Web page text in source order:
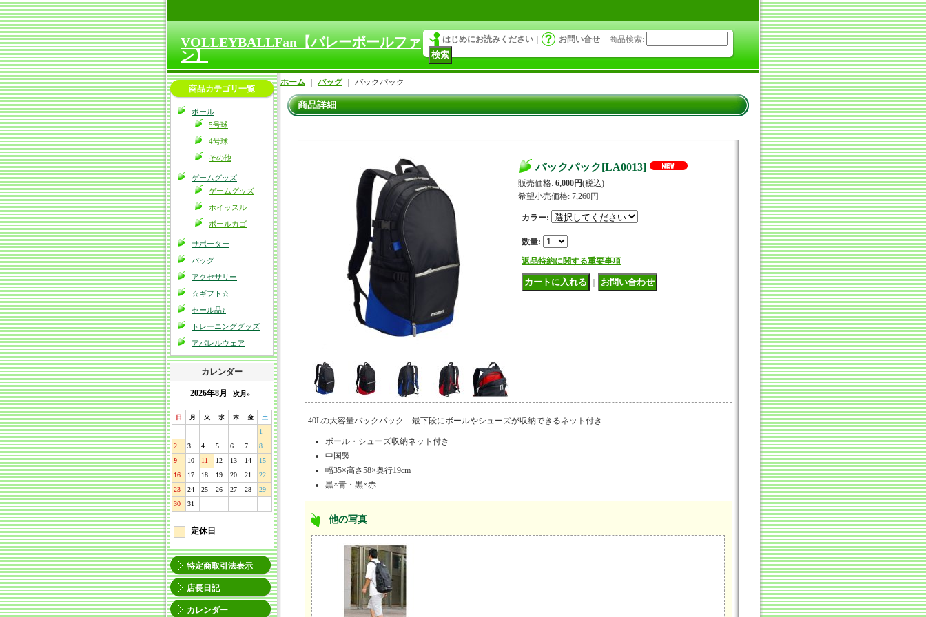
VOLLEYBALLFan【バレーボールファ
ン】
はじめにお読みください お問い合せ 商品検索:
商品カテゴリ一覧
ボール
5号球
4号球
その他
ゲームグッズ
ゲームグッズ
ホイッスル
ボールカゴ
サポーター
バッグ
アクセサリー
☆ギフト☆
セール品♪
トレーニンググッズ
アパレルウェア
カレンダー
2026年8月 次月»
日 月 火 水 木 金 土
1
2
3 4 5 6 7
8
9
10 11 12 13 14
15
16
17 18 19 20 21
22
23
24 25 26 27 28
29
30
31
定休日
特定商取引法表示
店長日記
カレンダー
ホーム バッグ｜ バックパック
商品詳細
バックパック[LA0013]
販売価格: 6,000円(税込)
希望小売価格: 7,260円
カラー:
数量:
返品特約に関する重要事項
40Lの大容量バックパック 最下段にボールやシューズが収納できるネット付き
ボール・シューズ収納ネット付き
中国製
幅35×高さ58×奥行19cm
黒×青・黒×赤
他の写真